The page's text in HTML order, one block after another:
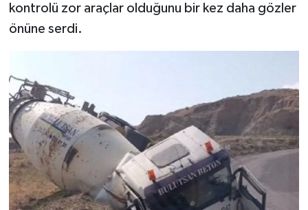
kontrolü zor araçlar olduğunu bir kez daha gözler
önüne serdi.